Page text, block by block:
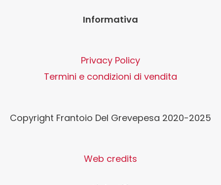
Informativa
Privacy Policy
Termini e condizioni di vendita
Copyright Frantoio Del Grevepesa 2020-2025
Web credits